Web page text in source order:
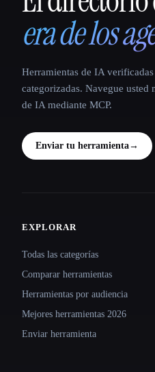
era de los
Herramientas de IA
categorizadas. Navegue usted
de IA mediante MCP.
Enviar tu herramienta→
Site navigation
EXPLORAR
Todas las categorías
Comparar herramientas
Herramientas por audiencia
Mejores herramientas 2026
Enviar herramienta